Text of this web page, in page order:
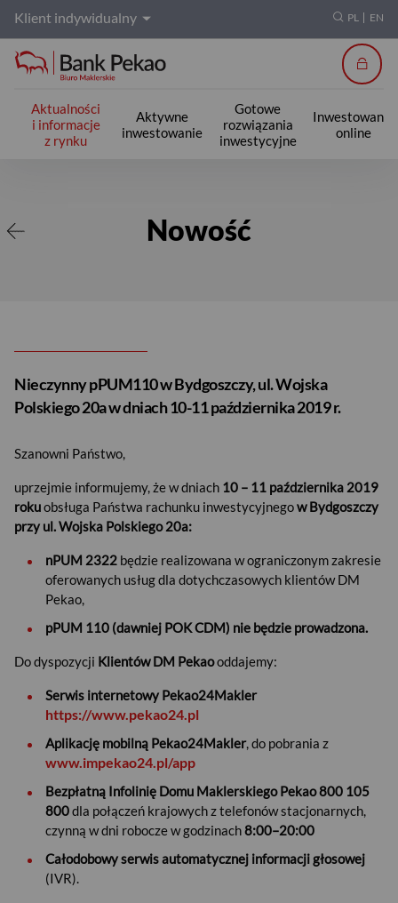
Klient indywidualny PL EN
Aktualności
i informacje
z rynku
Aktywne
inwestowanie
Gotowe
rozwiązania
inwestycyjne
Inwestowanie
online
Nowość
Nieczynny pPUM110 w Bydgoszczy, ul. Wojska
Polskiego 20a w dniach 10-11 października 2019 r.
Szanowni Państwo,
uprzejmie informujemy, że w dniach 10 – 11 października 2019
rokuobsługa Państwa rachunku inwestycyjnegow Bydgoszczy
przy ul. Wojska Polskiego 20a:
nPUM 2322 będzie realizowana w ograniczonym zakresie
oferowanych usług dla dotychczasowych klientów DM
Pekao,
pPUM 110 (dawniej POK CDM) nie będzie prowadzona.
Do dyspozycji Klientów DM Pekaooddajemy:
Serwis internetowy Pekao24Makler
https://www.pekao24.pl
Aplikację mobilną Pekao24Makler, do pobrania z
www.impekao24.pl/app
Bezpłatną Infolinię Domu Maklerskiego Pekao 800 105
800dla połączeń krajowych z telefonów stacjonarnych,
czynną w dni robocze w godzinach8:00–20:00
Całodobowy serwis automatycznej informacji głosowej
(IVR).